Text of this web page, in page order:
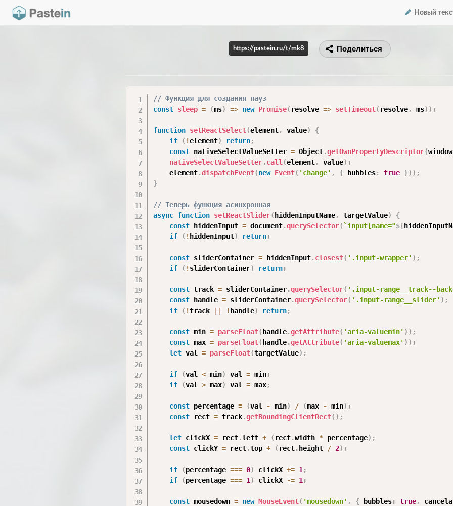
Новый
https://pastein.ru/t/mk8 Поделиться
// Функция для создания пауз
const sleep = (ms) => new Promise( resolve => setTimeout( resolve, ms) ) ;
function setReactSelect(element, value)
{
if
( !element) return;
const nativeSelectValueSetter = Object.getOwnPropertyDescriptor(window
nativeSelectValueSetter.call (element, value) ;
    element
.dispatchEvent(new Event( 'change' , { bubbles: true }) ) ;
}
// Теперь функция асинхронная
async function setReactSlider( hiddenInputName, targetValue)
{
const hiddenInput = document.querySelector( ` input[name="${
if
( ! hiddenInput) return;
const sliderContainer = hiddenInput.closest( '.input-wrapper' ) ;
if
( !sliderContainer) return;
const track = sliderContainer.querySelector( '.input-range__track--
const handle = sliderContainer.querySelector( '.input-range__slider' ) ;
if
( !track ! handle) return;
const min = parseFloat( handle.getAttribute( 'aria-valuemin' ) ) ;
const max = parseFloat( handle.getAttribute( 'aria-valuemax' ) ) ;
let val = parseFloat(targetValue) ;
if (val < min) val = min;
if
(val > max) val = max;
const percentage = (val - min) / (max - min) ;
const rect = track.getBoundingClientRect( ) ;
let clickX = rect.left + ( rect.width * percentage) ;
const clickY = rect.top + ( rect. height / 2) ;
if (percentage === 0) clickX += 1 ;
if
(percentage === 1 ) clickX -= 1 ;
const mousedown = new MouseEvent( 'mousedown' , { bubbles: true,